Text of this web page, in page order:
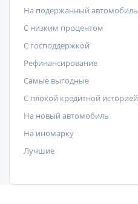
На подержанный автомобиль
С низким процентом
C господдержкой
Рефинансирование
Самые выгодные
С плохой кредитной историей
На новый автомобиль
На иномарку
Лучшие